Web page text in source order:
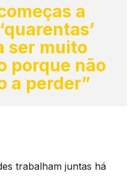
a
ser muito
porque não
a perder”
trabalham juntas há